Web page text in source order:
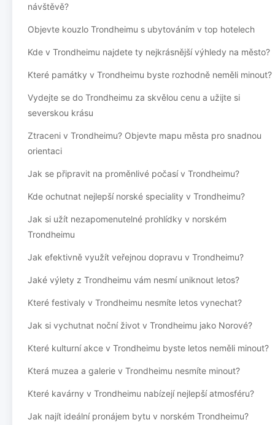
návštěvě?
Objevte kouzlo Trondheimu s ubytováním v top hotelech
Kde v Trondheimu najdete ty nejkrásnější výhledy na město?
Které památky v Trondheimu byste rozhodně neměli minout?
Vydejte se do Trondheimu za skvělou cenu a užijte si
severskou krásu
Ztraceni v Trondheimu? Objevte mapu města pro snadnou
orientaci
Jak se připravit na proměnlivé počasí v Trondheimu?
Kde ochutnat nejlepší norské speciality v Trondheimu?
Jak si užít nezapomenutelné prohlídky v norském
Trondheimu
Jak efektivně využít veřejnou dopravu v Trondheimu?
Jaké výlety z Trondheimu vám nesmí uniknout letos?
Které festivaly v Trondheimu nesmíte letos vynechat?
Jak si vychutnat noční život v Trondheimu jako Norové?
Které kulturní akce v Trondheimu byste letos neměli minout?
Která muzea a galerie v Trondheimu nesmíte minout?
Které kavárny v Trondheimu nabízejí nejlepší atmosféru?
Jak najít ideální pronájem bytu v norském Trondheimu?